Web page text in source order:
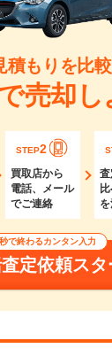
積もりを比
売却し
STEP2
買取店から
電話、メール
でご連絡
で終わるカンタン入力
定依頼スタ